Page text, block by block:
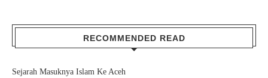
RECOMMENDED READ
Sejarah Masuknya Islam Ke Aceh